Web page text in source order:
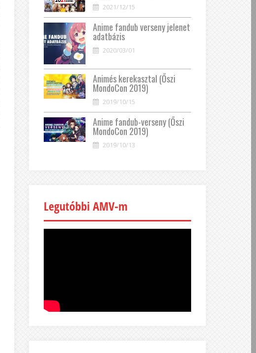
2021/12/15
Anime fandub verseny jelenet
adatbázis
2020/03/01
Animés kerekasztal (Őszi
MondoCon 2019)
2019/10/15
Anime fandub-verseny (Őszi
MondoCon 2019)
2019/10/13
Legutóbbi AMV-m